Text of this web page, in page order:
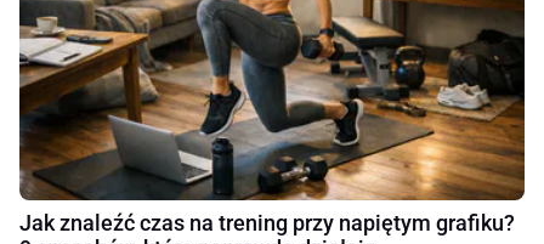
Jak znaleźć czas na trening przy napiętym grafiku?